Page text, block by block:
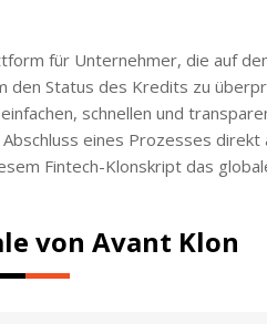
für Unternehmer, die auf
den Status des Kredits zu
schnellen und
eines Prozesses
Fintech-Klonskript das
von Avant Klon